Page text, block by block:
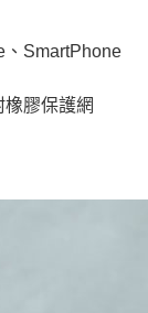
SmartPhone
膠保護網